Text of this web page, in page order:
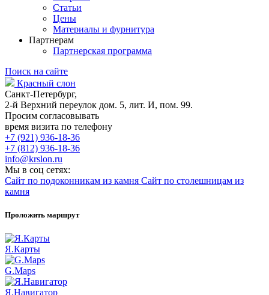
Статьи
Цены
Материалы и фурнитура
Партнерам
Партнерская программа
Поиск на сайте
Красный слон
Санкт-Петербург,
2-й Верхний переулок дом. 5, лит. И, пом. 99.
Просим согласовывать
время визита по телефону
+7 (921) 936-18-36
+7 (812) 936-18-36
info@krslon.ru
Мы в соц сетях:
Сайт по подоконникам из камня Сайт по столешницам из
камня
Проложить маршрут
Я.Карты
G.Maps
Я.Навигатор